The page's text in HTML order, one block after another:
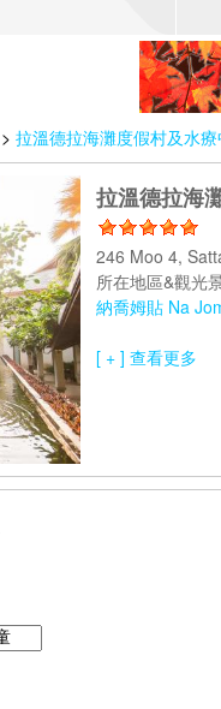
> 拉溫德拉海灘度假村及水
拉溫德拉海
246 Moo 4,
所在地區&觀光
納喬姆貼 Na
[ + ] 查看更多